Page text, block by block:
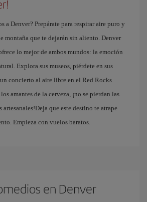
a Denver? Prepárate para respirar aire puro y
montaña que te dejarán sin aliento. Denver
lo mejor de ambos mundos: la emoción
Explora sus museos, piérdete en sus
concierto al aire libre en el Red Rocks
amantes de la cerveza, ¡no se pierdan las
artesanales!Deja que este destino te atrape
Empieza con vuelos baratos.
en Denver